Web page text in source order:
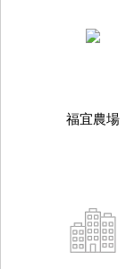
福宜農場